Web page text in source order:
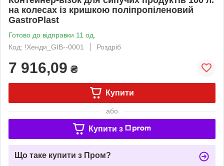
на колесах із кришкою поліпропіленовий
GastroPlast
Готово до відправки 11 од.
Код: !Хенди_GIB--0001
Роздріб
7 916,09 ₴
Купити
або
Купити з
Що таке купити з Пром?